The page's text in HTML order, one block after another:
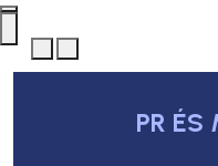
PR ÉS